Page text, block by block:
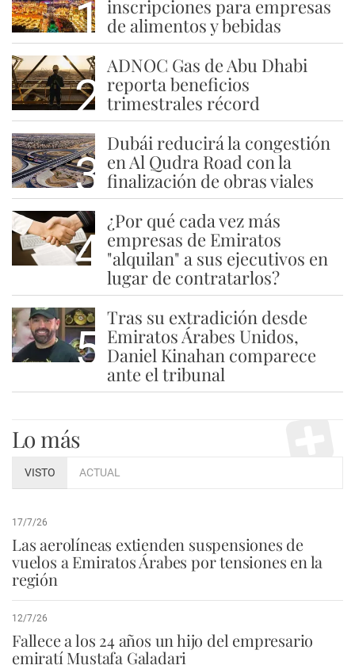
1 inscripciones para empresas
de alimentos y bebidas
2
ADNOC Gas de Abu Dhabi
reporta beneficios
trimestrales récord
3
Dubái reducirá la congestión
en Al Qudra Road con la
finalización de obras viales
4
¿Por qué cada vez más
empresas de Emiratos
"alquilan" a sus ejecutivos en
lugar de contratarlos?
5
Tras su extradición desde
Emiratos Árabes Unidos,
Daniel Kinahan comparece
ante el tribunal
Lo más
VISTO ACTUAL
17/7/26
Las aerolíneas extienden suspensiones de
vuelos a Emiratos Árabes por tensiones en la
región
12/7/26
Fallece a los 24 años un hijo del empresario
emiratí Mustafa Galadari